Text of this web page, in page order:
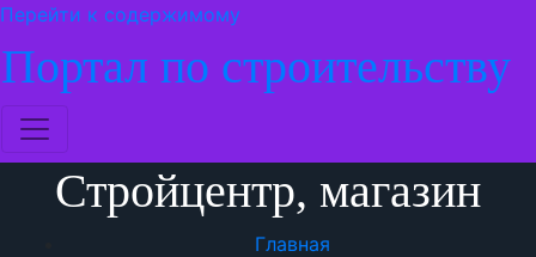
Перейти к содержимому
Портал по строительству
Стройцентр, магазин
Главная